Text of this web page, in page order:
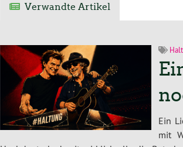
Verwandte Artikel
Ein
mit